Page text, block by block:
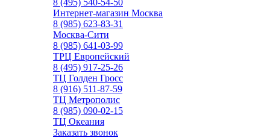
8 (495) 540-54-50
Интернет-магазин Москва
8 (985) 623-83-31
Москва-Сити
8 (985) 641-03-99
ТРЦ Европейский
8 (495) 917-25-26
ТЦ Голден Гросс
8 (916) 511-87-59
ТЦ Метрополис
8 (985) 090-02-15
ТЦ Океания
Заказать звонок